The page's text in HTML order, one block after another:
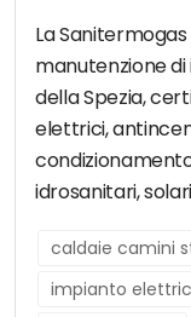
La
manutenzione
della Spezia,
elettrici,
idrosanitari,
caldaie camini
impianto